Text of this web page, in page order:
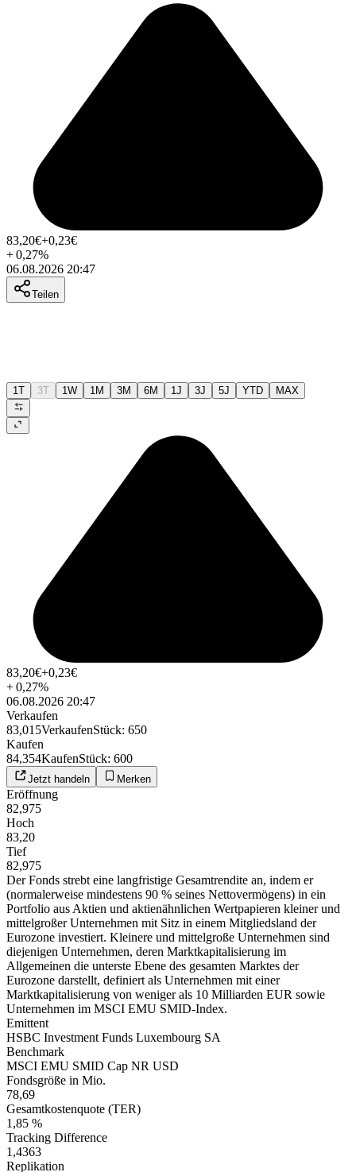
83,20€+0,23€
+0,27%
06.08.2026 20:47
Teilen
1T 3T 1W 1M 3M 6M 1J 3J 5J YTD MAX
83,20€+0,23€
+0,27%
06.08.2026 20:47
Verkaufen
83,015VerkaufenStück: 650
Kaufen
84,354KaufenStück: 600
Jetzt handeln Merken
Eröffnung
82,975
Hoch
83,20
Tief
82,975
Der Fonds strebt eine langfristige Gesamtrendite an, indem er
(normalerweise mindestens 90 % seines Nettovermögens) in ein
Portfolio aus Aktien und aktienähnlichen Wertpapieren kleiner und
mittelgroßer Unternehmen mit Sitz in einem Mitgliedsland der
Eurozone investiert. Kleinere und mittelgroße Unternehmen sind
diejenigen Unternehmen, deren Marktkapitalisierung im
Allgemeinen die unterste Ebene des gesamten Marktes der
Eurozone darstellt, definiert als Unternehmen mit einer
Marktkapitalisierung von weniger als 10 Milliarden EUR sowie
Unternehmen im MSCI EMU SMID-Index.
Emittent
HSBC Investment Funds Luxembourg SA
Benchmark
MSCI EMU SMID Cap NR USD
Fondsgröße in Mio.
78,69
Gesamtkostenquote (TER)
1,85 %
Tracking Difference
1,4363
Replikation